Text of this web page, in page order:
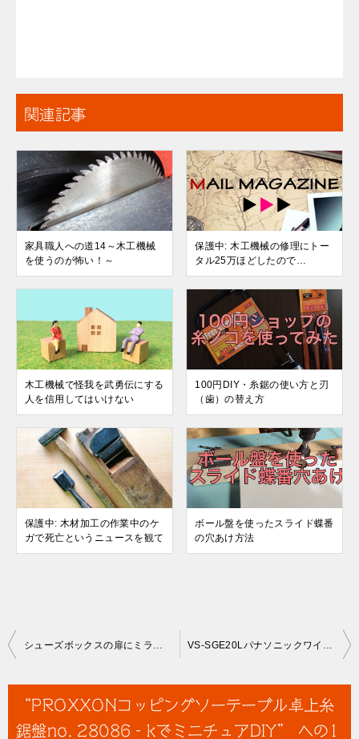
関連記事
家具職人への道14～木工機械
を使うのが怖い！～
保護中: 木工機械の修理にトー
タル25万ほどしたので…
木工機械で怪我を武勇伝にする
人を信用してはいけない
100円DIY・糸鋸の使い方と刃
（歯）の替え方
保護中: 木材加工の作業中のケ
ガで死亡というニュースを観て
ボール盤を使ったスライド蝶番
の穴あけ方法
投
“PROXXONコッピングソーテーブル卓上糸
鋸盤no. 28086‐kでミニチュアDIY” への1